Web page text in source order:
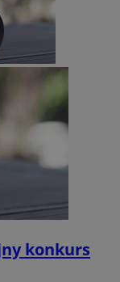
konkurs